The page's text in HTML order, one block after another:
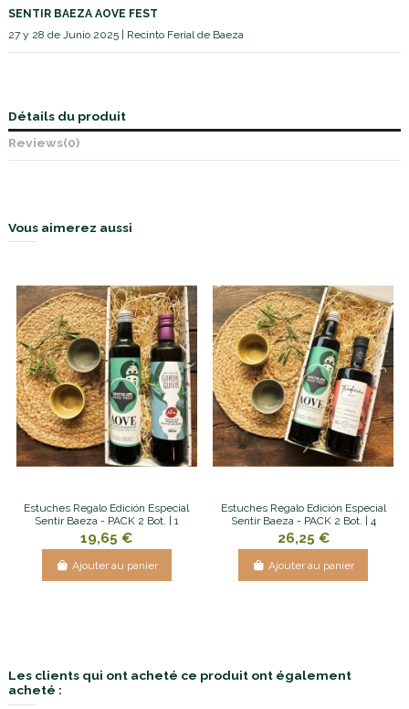
SENTIR BAEZA AOVE FEST
27 y 28 de Junio 2025 | Recinto Ferial de Baeza
Détails du produit
Reviews(0)
Vous aimerez aussi
Estuches Regalo Edición Especial
Sentir Baeza - PACK 2 Bot. | 1
19,65 €
Ajouter au panier
Estuches Regalo Edición Especial
Sentir Baeza - PACK 2 Bot. | 4
26,25 €
Ajouter au panier
Les clients qui ont acheté ce produit ont également
acheté :